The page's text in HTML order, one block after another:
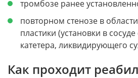
тромбозе ранее
повторном стенозе в
пластики (установки в
катетера, ликвидирующего
Как проходит